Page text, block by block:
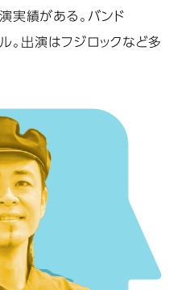
実績がある。バンド
。出演はフジロックなど多